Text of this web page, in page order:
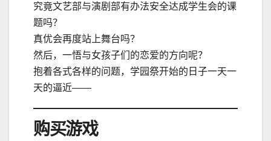
究竟文艺部与演剧部有办法安全达成学生会的课
题吗？
真优会再度站上舞台吗？
然后，一悟与女孩子们的恋爱的方向呢？
抱着各式各样的问题，学园祭开始的日子一天一
天的逼近――
购买游戏